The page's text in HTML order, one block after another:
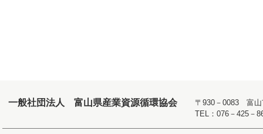
一般社団法人 富山県産業資源循環協会
〒930－0083 富山
TEL：076－425